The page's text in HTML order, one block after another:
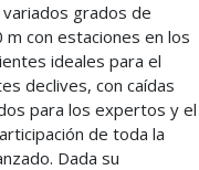
grados de
con estaciones en los
ideales para el
declives, con caídas
para los expertos y el
de toda la
Dada su